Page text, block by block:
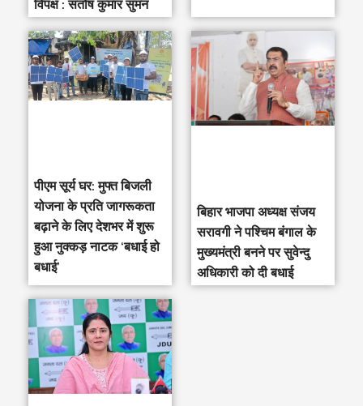
विपक्ष : संतोष कुमार सुमन
पीएम सूर्य घर: मुफ्त बिजली
योजना के प्रति जागरूकता
बढ़ाने के लिए देशभर में शुरू
हुआ नुक्कड़ नाटक ‘बधाई हो
बधाई’
‎बिहार भाजपा अध्यक्ष संजय
सरावगी ने पश्चिम बंगाल के
मुख्यमंत्री बनने पर सुवेन्दु
अधिकारी को दी बधाई